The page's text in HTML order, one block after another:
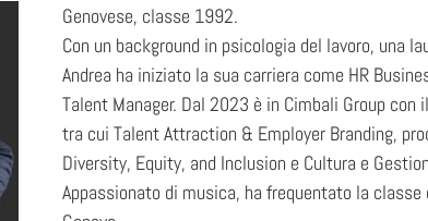
Genovese, classe 1992.
Con un background in psicologia del lavoro, una
Andrea ha iniziato la sua carriera come HR
Talent Manager. Dal 2023 è in Cimbali Group
tra cui Talent Attraction & Employer Branding,
Diversity, Equity, and Inclusion e Cultura e
Appassionato di musica, ha frequentato la